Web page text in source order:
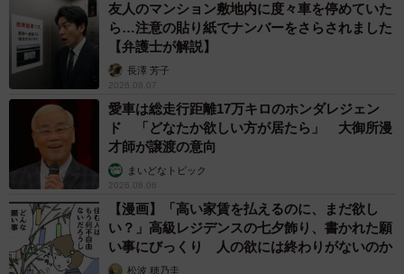
友人のマンション敷地内に度々車を停めていた
ら…注意の貼り紙でナンバーをさらされました
【弁護士が解説】
長澤 芳子
2026.08.07
愛車は総走行距離17万キロのホンダレジェン
ド 「どなたか欲しい方が居たら」 大御所漫
才師が譲渡の意向
まいどなトピック
2026.08.06
【漫画】「高い家賃を払えるのに、まだ欲し
い？」高級レジデンスの七夕飾り、書かれた願
い事にびっくり 人の欲には終わりがないのか
松波 穂乃圭